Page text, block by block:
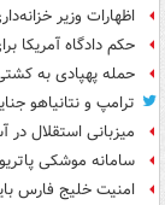
اظهارات وزیر
حکم دادگاه
حمله پهپادی به
ترامپ و نتانیاهو
میزبانی استقلال در
سامانه موشکی
امنیت خلیج فارس